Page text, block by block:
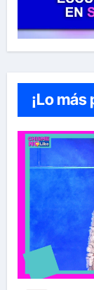
¡Lo